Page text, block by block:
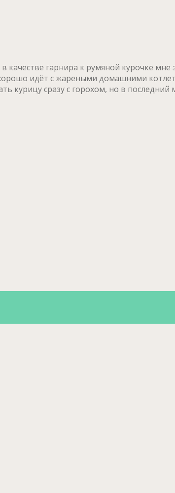
качестве гарнира к румяной курочке
идёт с жареными домашними
курицу сразу с горохом, но в